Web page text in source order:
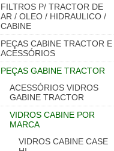
FILTROS P/ TRACTOR DE
AR / OLEO / HIDRAULICO /
CABINE
PEÇAS CABINE TRACTOR E
ACESSÓRIOS
PEÇAS GABINE TRACTOR
ACESSÓRIOS VIDROS
GABINE TRACTOR
VIDROS CABINE POR
MARCA
VIDROS CABINE CASE